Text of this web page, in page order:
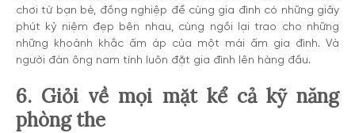
chơi từ bạn bè, đồng nghiệp để cùng gia đình có những giây
phút kỷ niệm đẹp bên nhau, cùng ngồi lại trao cho những
những khoảnh khắc ấm áp của một mái ấm gia đình. Và
người đàn ông nam tính luôn đặt gia đình lên hàng đầu.
6. Giỏi về mọi mặt kể cả kỹ năng
phòng the